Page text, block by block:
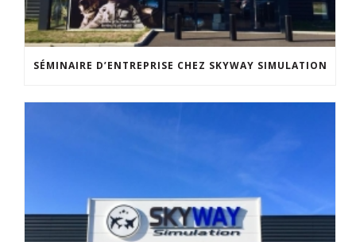
SÉMINAIRE D’ENTREPRISE CHEZ SKYWAY SIMULATION